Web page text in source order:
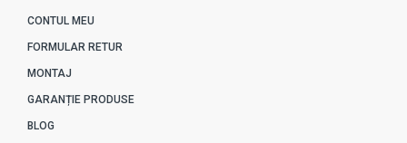
CONTUL MEU
FORMULAR RETUR
MONTAJ
GARANȚIE PRODUSE
BLOG